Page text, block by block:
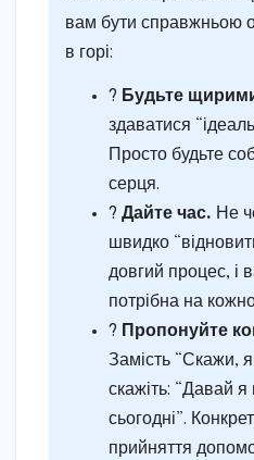
вам бути справжньою
в горі:
? Будьте
здаватися
Просто будьте
серця.
?️ Дайте час. Не
швидко
довгий процес, і
потрібна на
? Пропонуйте
Замість “Скажи,
скажіть: “Давай
сьогодні”.
прийняття